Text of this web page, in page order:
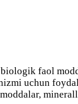
faol
uchun